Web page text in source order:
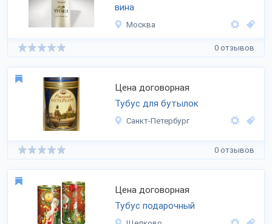
вина
Москва
0 отзывов
Цена договорная
Тубус для бутылок
Санкт-Петербург
0 отзывов
Цена договорная
Тубус подарочный